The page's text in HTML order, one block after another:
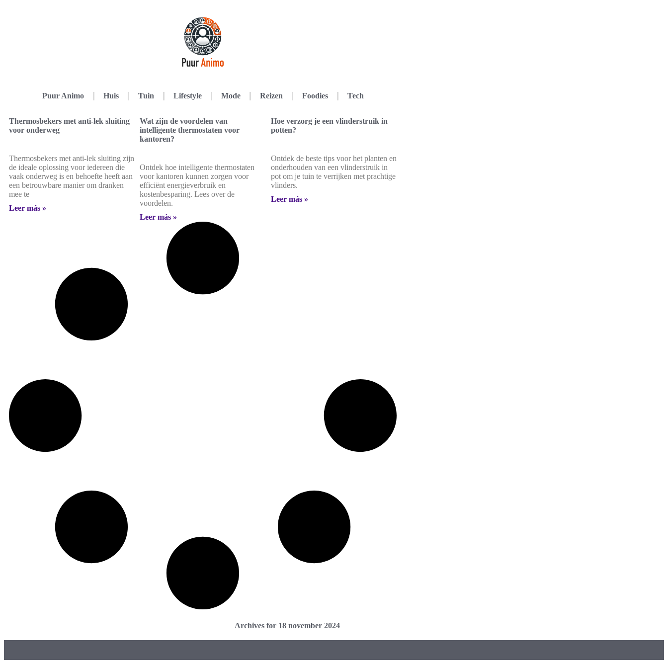
Puur Animo Huis Tuin Lifestyle Mode Reizen Foodies Tech
Thermosbekers met anti-lek sluiting
voor onderweg
Thermosbekers met anti-lek sluiting zijn
de ideale oplossing voor iedereen die
vaak onderweg is en behoefte heeft aan
een betrouwbare manier om dranken
mee te
Leer más »
Wat zijn de voordelen van
intelligente thermostaten voor
kantoren?
Ontdek hoe intelligente thermostaten
voor kantoren kunnen zorgen voor
efficiënt energieverbruik en
kostenbesparing. Lees over de
voordelen.
Leer más »
Hoe verzorg je een vlinderstruik in
potten?
Ontdek de beste tips voor het planten en
onderhouden van een vlinderstruik in
pot om je tuin te verrijken met prachtige
vlinders.
Leer más »
Archives for 18 november 2024